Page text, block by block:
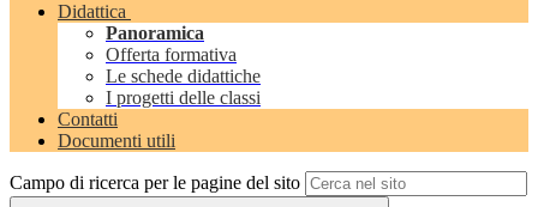
Didattica
Panoramica
Offerta formativa
Le schede didattiche
I progetti delle classi
Contatti
Documenti utili
Campo di ricerca per le pagine del sito